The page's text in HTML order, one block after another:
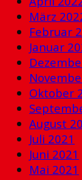
März
Februar
Januar
Oktober
August
Juli 2021
Juni 2021
Mai 2021